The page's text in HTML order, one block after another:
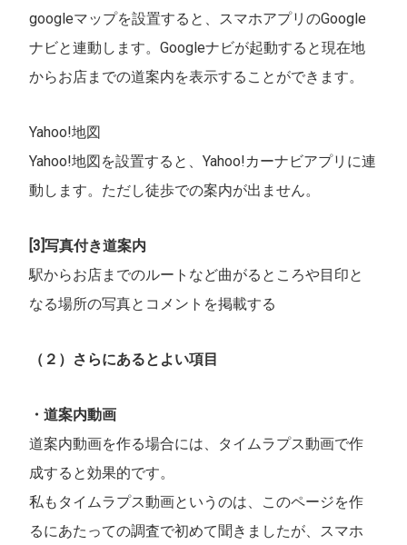
googleマップを設置すると、スマホアプリのGoogle
ナビと連動します。Googleナビが起動すると現在地
からお店までの道案内を表示することができます。
Yahoo!地図
Yahoo!地図を設置すると、Yahoo!カーナビアプリに連
動します。ただし徒歩での案内が出ません。
[3]写真付き道案内
駅からお店までのルートなど曲がるところや目印と
なる場所の写真とコメントを掲載する
（２）さらにあるとよい項目
・道案内動画
道案内動画を作る場合には、タイムラプス動画で作
成すると効果的です。
私もタイムラプス動画というのは、このページを作
るにあたっての調査で初めて聞きましたが、スマホ